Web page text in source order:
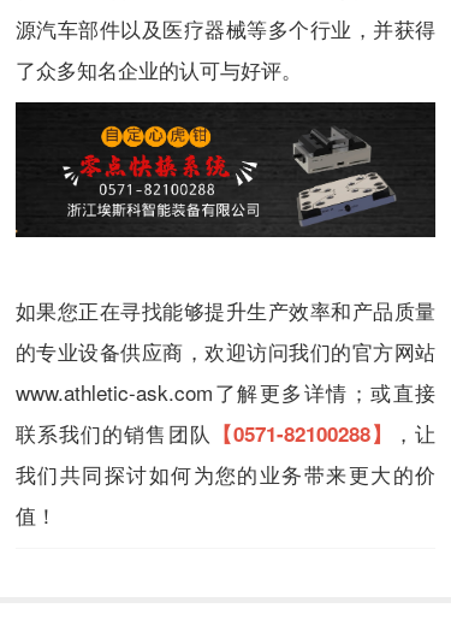
源汽车部件以及医疗器械等多个行业，并获得
了众多知名企业的认可与好评。
如果您正在寻找能够提升生产效率和产品质量
的专业设备供应商，欢迎访问我们的官方网站
www.athletic-ask.com了解更多详情；或直接
联系我们的销售团队 【0571-82100288】
，让
我们共同探讨如何为您的业务带来更大的价
值！